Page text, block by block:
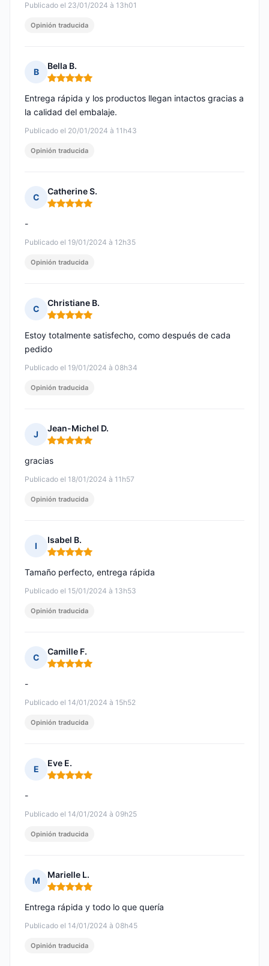
Publicado el 23/01/2024 à 13h01
Opinión traducida
B
Bella B.
Nota: 5 de 5
Publicado el 20/01/2024 à 11h43
Entrega rápida y los productos llegan intactos gracias a
la calidad del embalaje.
Opinión traducida
C
Catherine S.
Nota: 5 de 5
Publicado el 19/01/2024 à 12h35
-
Opinión traducida
C
Christiane B.
Nota: 5 de 5
Publicado el 19/01/2024 à 08h34
Estoy totalmente satisfecho, como después de cada
pedido
Opinión traducida
J
Jean-Michel D.
Nota: 5 de 5
Publicado el 18/01/2024 à 11h57
gracias
Opinión traducida
I
Isabel B.
Nota: 5 de 5
Publicado el 15/01/2024 à 13h53
Tamaño perfecto, entrega rápida
Opinión traducida
C
Camille F.
Nota: 5 de 5
Publicado el 14/01/2024 à 15h52
-
Opinión traducida
E
Eve E.
Nota: 5 de 5
Publicado el 14/01/2024 à 09h25
-
Opinión traducida
M
Marielle L.
Nota: 5 de 5
Publicado el 14/01/2024 à 08h45
Entrega rápida y todo lo que quería
Opinión traducida